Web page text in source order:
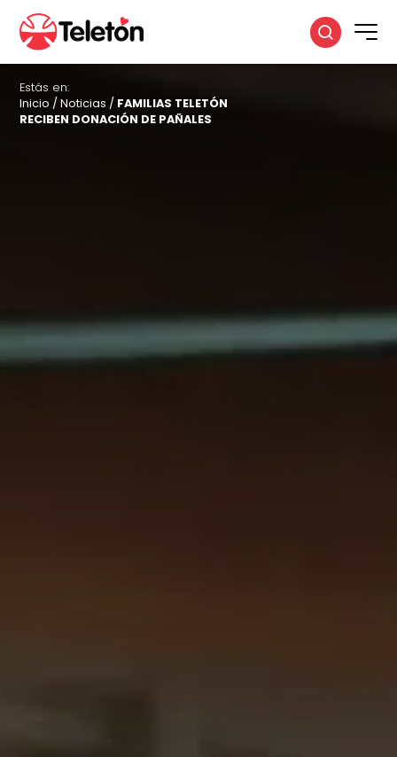
Estás en:
Inicio /Noticias / FAMILIAS TELETÓN
RECIBEN DONACIÓN DE PAÑALES